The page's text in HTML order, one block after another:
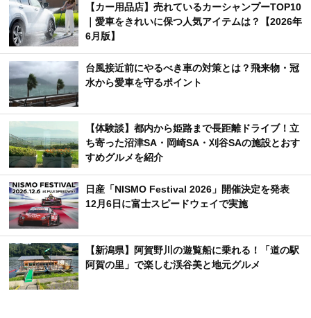
【カー用品店】売れているカーシャンプーTOP10
｜愛車をきれいに保つ人気アイテムは？【2026年
6月版】
台風接近前にやるべき車の対策とは？飛来物・冠
水から愛車を守るポイント
【体験談】都内から姫路まで長距離ドライブ！立
ち寄った沼津SA・岡崎SA・刈谷SAの施設とおす
すめグルメを紹介
日産「NISMO Festival 2026」開催決定を発表
12月6日に富士スピードウェイで実施
【新潟県】阿賀野川の遊覧船に乗れる！「道の駅
阿賀の里」で楽しむ渓谷美と地元グルメ